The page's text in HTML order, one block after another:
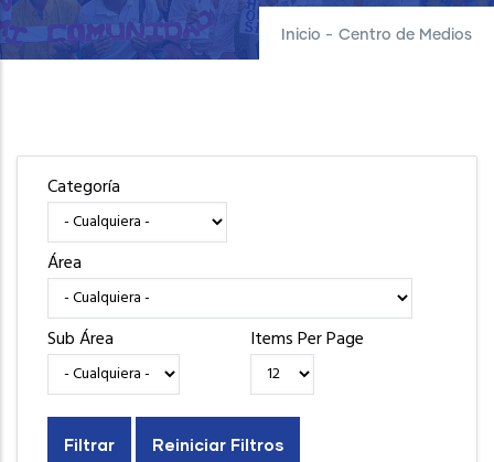
Inicio - Centro de Medios
Categoría
Área
Sub Área Items Per Page